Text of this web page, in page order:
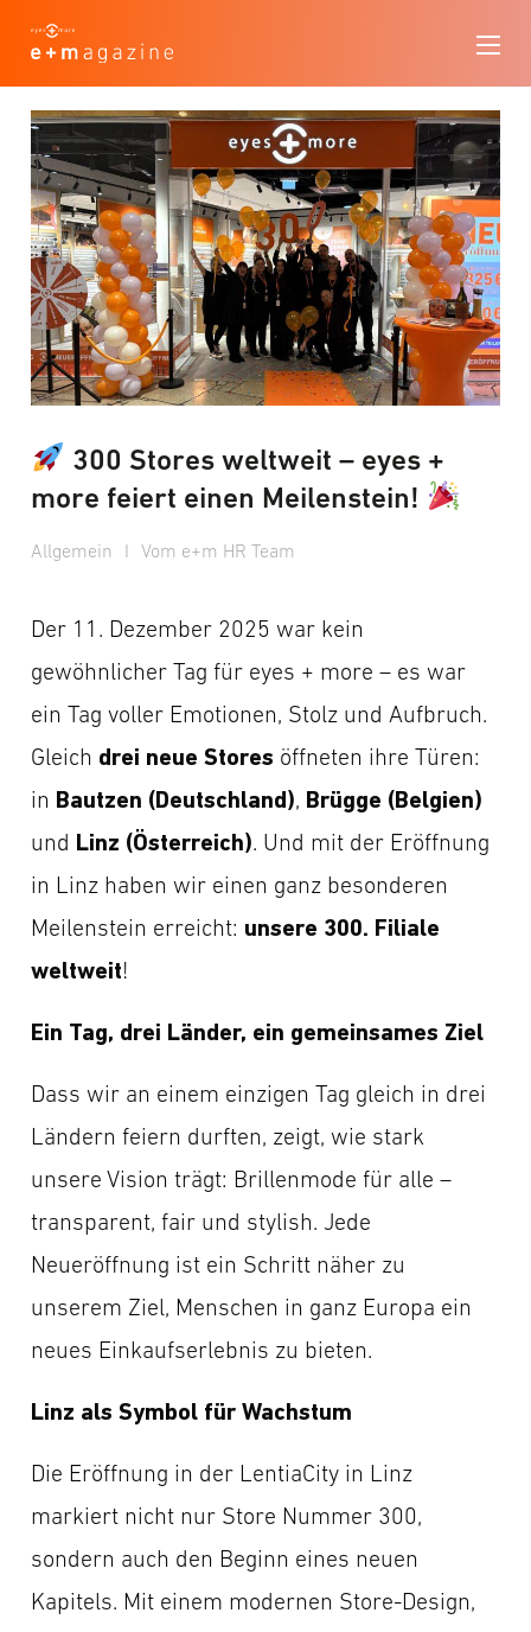
300 Stores weltweit – eyes +
more feiert einen Meilenstein!
Allgemein I Vom e+m HR Team
Der 11. Dezember 2025 war kein
gewöhnlicher Tag für eyes + more – es war
ein Tag voller Emotionen, Stolz und Aufbruch.
Gleich drei neue Stores öffneten ihre Türen:
in Bautzen (Deutschland), Brügge (Belgien)
und Linz (Österreich). Und mit der Eröffnung
in Linz haben wir einen ganz besonderen
Meilenstein erreicht: unsere 300. Filiale
weltweit!
Ein Tag, drei Länder, ein gemeinsames Ziel
Dass wir an einem einzigen Tag gleich in drei
Ländern feiern durften, zeigt, wie stark
unsere Vision trägt: Brillenmode für alle –
transparent, fair und stylish. Jede
Neueröffnung ist ein Schritt näher zu
unserem Ziel, Menschen in ganz Europa ein
neues Einkaufserlebnis zu bieten.
Linz als Symbol für Wachstum
Die Eröffnung in der LentiaCity in Linz
markiert nicht nur Store Nummer 300,
sondern auch den Beginn eines neuen
Kapitels. Mit einem modernen Store-Design,